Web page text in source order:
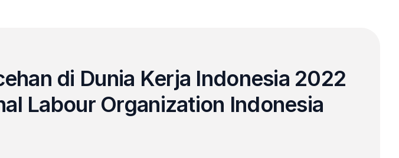
di Dunia Kerja Indonesia 2022
Labour Organization Indonesia